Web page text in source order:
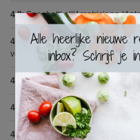
4.8:Spaghetti all'Amatriciana
4.8 Aperitiefglaasje met gegrilde
votes)
4.8:Met spinazie en mozzarella
4.8 :Gegrilde pesto toastjes
4.8:Seafood chowder